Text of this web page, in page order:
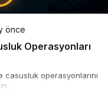
önce
Operasyonları
casusluk operasyonlarını